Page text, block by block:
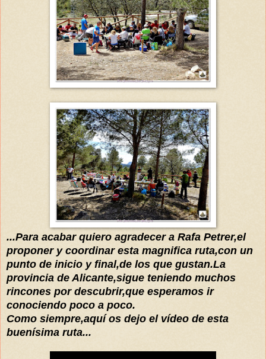
...Para acabarquiero agradecer a Rafa Petrer,el
proponer y coordinar esta magnifica ruta,con un
punto de inicio y final,de los que gustan.La
provincia de Alicante,sigue teniendo muchos
rincones por descubrir,que esperamos ir
conociendo poco a poco.
Como siempre,aquíos dejo el vídeo de esta
buenísima ruta...